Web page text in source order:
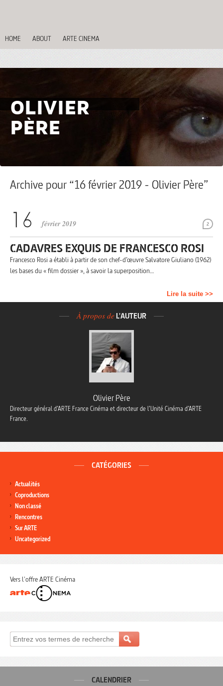
HOME ABOUT ARTE CINEMA
OLIVIER
PÈRE
Archive pour “16 février 2019 - Olivier Père”
2
février 2019
CADAVRES EXQUIS DE FRANCESCO ROSI
Francesco Rosi a établi à partir de son chef-d’œuvre Salvatore Giuliano (1962)
les bases du « film dossier », à savoir la superposition…
Lire la suite >>
À propos de L'AUTEUR
Olivier Père
Directeur général d’ARTE France Cinéma et directeur de l’Unité Cinéma d’ARTE
France.
CATÉGORIES
Actualités
Coproductions
Non classé
Rencontres
Sur ARTE
Uncategorized
Vers l'offre ARTE Cinéma
CALENDRIER